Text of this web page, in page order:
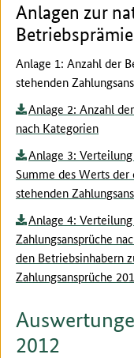
Anlagen zur
Anlage 1: Anzahl der
stehenden
Anlage 2: Anzahl
nach Kategorien
Anlage 3:
Summe des Werts
stehenden
Anlage 4:
Zahlungsansprüche
den Betriebsinhabern
Zahlungsansprüche
2012